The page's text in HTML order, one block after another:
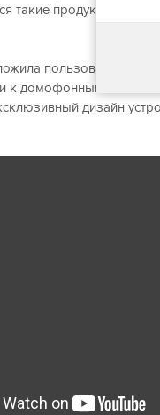
продукты как,
пользователям
к домофонным
дизайн